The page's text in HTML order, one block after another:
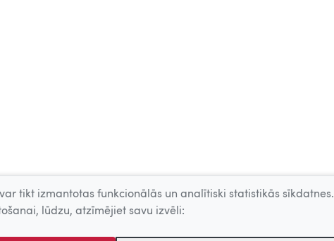
tikt izmantotas funkcionālās un analītiski statistikās sīkdatnes.
lūdzu, atzīmējiet savu izvēli: